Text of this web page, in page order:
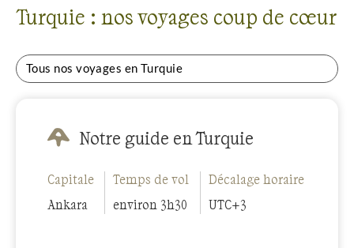
Turquie : nos voyages coup de cœur
Tous nos voyages en Turquie
Notre guide en Turquie
Capitale
Ankara
Temps de vol
environ 3h30
Décalage horaire
UTC+3